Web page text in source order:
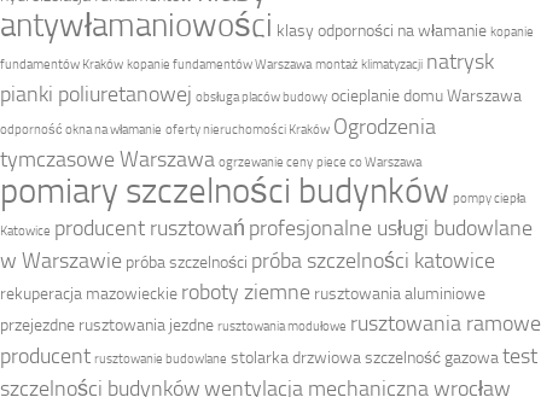
antywłamaniowości klasy odporności na włamanie kopanie
fundamentów Kraków kopanie fundamentów Warszawa montaż klimatyzacji natrysk
pianki poliuretanowej obsługa placów budowy ocieplanie domu Warszawa
odporność okna na włamanie oferty nieruchomości Kraków Ogrodzenia
tymczasowe Warszawa ogrzewanie ceny piece co Warszawa
pomiary szczelności budynków pompy ciepła
Katowice producent rusztowań profesjonalne usługi budowlane
w Warszawie próba szczelności próba szczelności katowice
rekuperacja mazowieckie roboty ziemne rusztowania aluminiowe
przejezdne rusztowania jezdne rusztowania modułowe rusztowania ramowe
producent rusztowanie budowlane stolarka drzwiowaszczelność gazowatest
szczelności budynkówwentylacja mechaniczna wrocław